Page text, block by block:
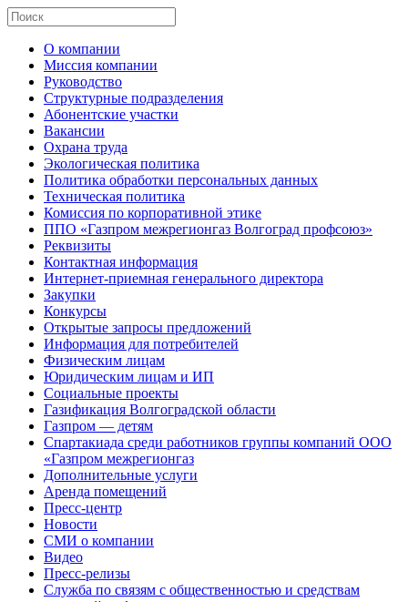
О компании
Миссия компании
Руководство
Структурные подразделения
Абонентские участки
Вакансии
Охрана труда
Экологическая политика
Политика обработки персональных данных
Техническая политика
Комиссия по корпоративной этике
ППО «Газпром межрегионгаз Волгоград профсоюз»
Реквизиты
Контактная информация
Интернет-приемная генерального директора
Закупки
Конкурсы
Открытые запросы предложений
Информация для потребителей
Физическим лицам
Юридическим лицам и ИП
Социальные проекты
Газификация Волгоградской области
Газпром — детям
Спартакиада среди работников группы компаний ООО
«Газпром межрегионгаз
Дополнительные услуги
Аренда помещений
Пресс-центр
Новости
СМИ о компании
Видео
Пресс-релизы
Служба по связям с общественностью и средствам